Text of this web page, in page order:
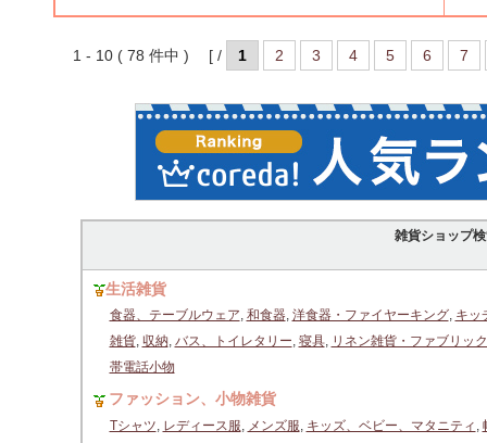
1 - 10 ( 78 件中 ) [ / 1 2 3 4 5 6 7
雑貨ショップ
生活雑貨
食器、テーブルウェア, 和食器, 洋食器・ファイヤーキング, キッ
雑貨, 収納, バス、トイレタリー, 寝具, リネン雑貨・ファブリック
帯電話小物
ファッション、小物雑貨
Tシャツ, レディース服, メンズ服, キッズ、ベビー、マタニティ ,